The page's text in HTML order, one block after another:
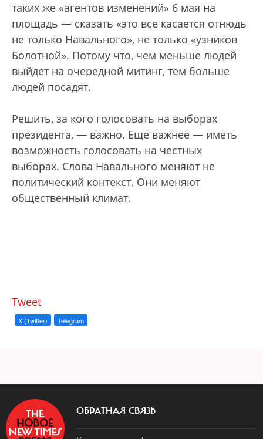
таких же «агентов изменений» 6 мая на
площадь — сказать «это все касается отнюдь
не только Навального», не только «узников
Болотной». Потому что, чем меньше людей
выйдет на очередной митинг, тем больше
людей посадят.
Решить, за кого голосовать на выборах
президента, — важно. Еще важнее — иметь
возможность голосовать на честных
выборах. Слова Навального меняют не
политический контекст. Они меняют
общественный климат.
Tweet
X (Twitter) Telegram
ОБРАТНАЯ СВЯЗЬ